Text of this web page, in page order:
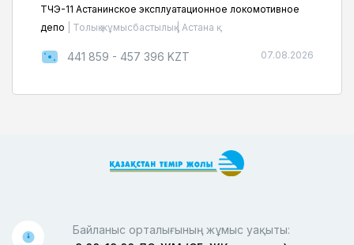
ТЧЭ-11 Астанинское эксплуатационное локомотивное
депо
Толық жұмысбастылық | Астана қ.
441 859 - 457 396 KZT 07.08.2026
Байланыс орталығының жұмыс уақыты: